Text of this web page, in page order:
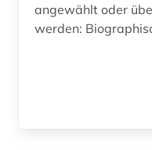
angewählt oder
werden: